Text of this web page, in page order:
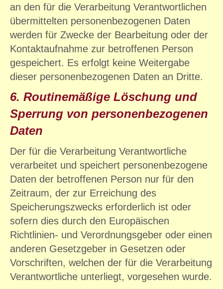
an den für die Verarbeitung Verantwortlichen
übermittelten personenbezogenen Daten
werden für Zwecke der Bearbeitung oder der
Kontaktaufnahme zur betroffenen Person
gespeichert. Es erfolgt keine Weitergabe
dieser personenbezogenen Daten an Dritte.
6. Routinemäßige Löschung und
Sperrung von personenbezogenen
Daten
Der für die Verarbeitung Verantwortliche
verarbeitet und speichert personenbezogene
Daten der betroffenen Person nur für den
Zeitraum, der zur Erreichung des
Speicherungszwecks erforderlich ist oder
sofern dies durch den Europäischen
Richtlinien- und Verordnungsgeber oder einen
anderen Gesetzgeber in Gesetzen oder
Vorschriften, welchen der für die Verarbeitung
Verantwortliche unterliegt, vorgesehen wurde.